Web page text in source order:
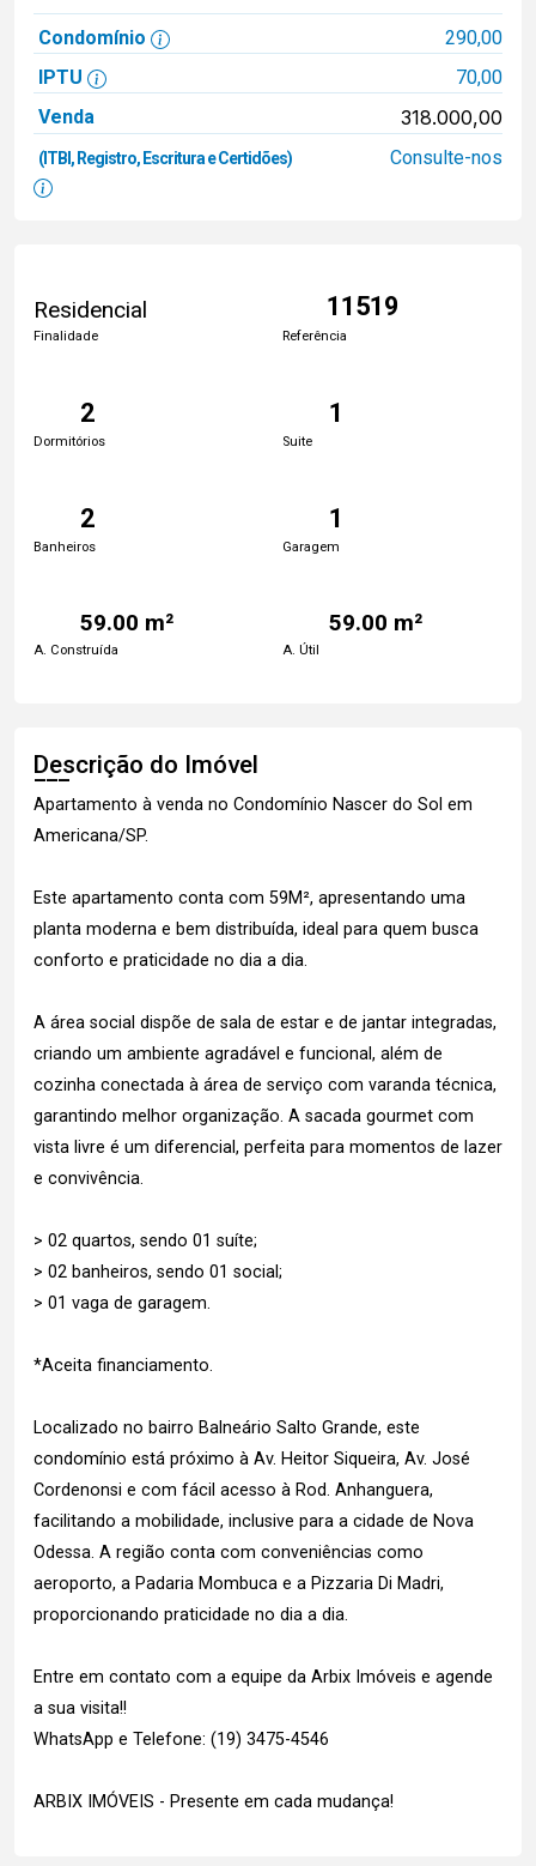
Condomínio
290,00
IPTU
70,00
Venda
318.000,00
(ITBI, Registro, Escritura e Certidões) Consulte-nos
Residencial
Finalidade
11519
Referência
2
Dormitórios
1
Suite
2
Banheiros
1
Garagem
59.00 m²
A. Construída
59.00 m²
A. Útil
Descrição do Imóvel
Apartamento à venda no Condomínio Nascer do Sol em
Americana/SP.
Este apartamento conta com 59M², apresentando uma
planta moderna e bem distribuída, ideal para quem busca
conforto e praticidade no dia a dia.
A área social dispõe de sala de estar e de jantar integradas,
criando um ambiente agradável e funcional, além de
cozinha conectada à área de serviço com varanda técnica,
garantindo melhor organização. A sacada gourmet com
vista livre é um diferencial, perfeita para momentos de lazer
e convivência.
> 02 quartos, sendo 01 suíte;
> 02 banheiros, sendo 01 social;
> 01 vaga de garagem.
*Aceita financiamento.
Localizado no bairro Balneário Salto Grande, este
condomínio está próximo à Av. Heitor Siqueira, Av. José
Cordenonsi e com fácil acesso à Rod. Anhanguera,
facilitando a mobilidade, inclusive para a cidade de Nova
Odessa. A região conta com conveniências como
aeroporto, a Padaria Mombuca e a Pizzaria Di Madri,
proporcionando praticidade no dia a dia.
Entre em contato com a equipe da Arbix Imóveis e agende
a sua visita!!
WhatsApp e Telefone: (19) 3475-4546
ARBIX IMÓVEIS - Presente em cada mudança!